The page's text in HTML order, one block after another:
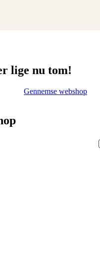
lige nu tom!
Gennemse webshop